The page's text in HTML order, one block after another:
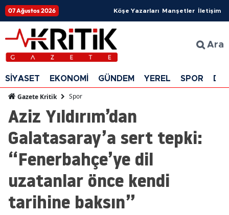
07 Ağustos 2026 Köşe Yazarları Manşetler İletişim
Ara
SİYASET EKONOMİ GÜNDEM YEREL SPOR
Gazete Kritik Spor
Aziz Yıldırım’dan
Galatasaray’a sert tepki:
“Fenerbahçe’ye dil
uzatanlar önce kendi
tarihine baksın”